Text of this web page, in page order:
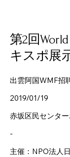
第2回
キスポ展
出雲阿国WMF招
2019/01/19
赤坂区民センタ
-
主催：NPO法人